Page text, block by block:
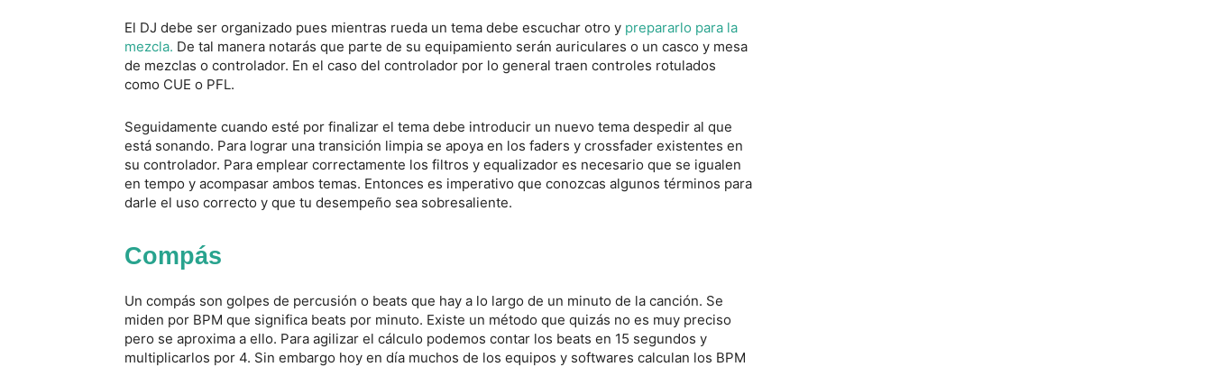
El DJ debe ser organizado pues mientras rueda un tema debe escuchar otro y prepararlo para la
mezcla. De tal manera notarás que parte de su equipamiento serán auriculares o un casco y mesa
de mezclas o controlador. En el caso del controlador por lo general traen controles rotulados
como CUE o PFL.
Seguidamente cuando esté por finalizar el tema debe introducir un nuevo tema despedir al que
está sonando. Para lograr una transición limpia se apoya en los faders y crossfader existentes en
su controlador. Para emplear correctamente los filtros y equalizador es necesario que se igualen
en tempo y acompasar ambos temas. Entonces es imperativo que conozcas algunos términos para
darle el uso correcto y que tu desempeño sea sobresaliente.
Compás
Un compás son golpes de percusión o beats que hay a lo largo de un minuto de la canción. Se
miden por BPM que significa beats por minuto. Existe un método que quizás no es muy preciso
pero se aproxima a ello. Para agilizar el cálculo podemos contar los beats en 15 segundos y
multiplicarlos por 4. Sin embargo hoy en día muchos de los equipos y softwares calculan los BPM